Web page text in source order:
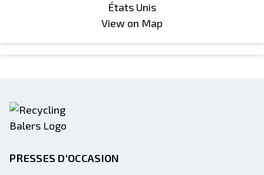
États Unis
View on Map
PRESSES D'OCCASION